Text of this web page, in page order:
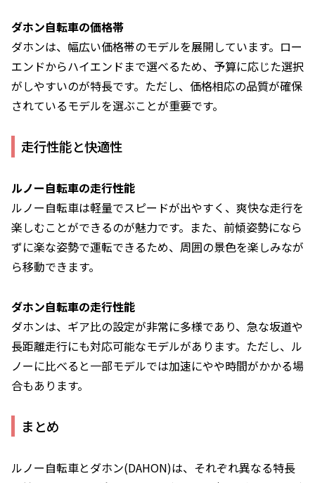
ダホン自転車の価格帯
ダホンは、幅広い価格帯のモデルを展開しています。ロー
エンドからハイエンドまで選べるため、予算に応じた選択
がしやすいのが特長です。ただし、価格相応の品質が確保
されているモデルを選ぶことが重要です。
走行性能と快適性
ルノー自転車の走行性能
ルノー自転車は軽量でスピードが出やすく、爽快な走行を
楽しむことができるのが魅力です。また、前傾姿勢になら
ずに楽な姿勢で運転できるため、周囲の景色を楽しみなが
ら移動できます。
ダホン自転車の走行性能
ダホンは、ギア比の設定が非常に多様であり、急な坂道や
長距離走行にも対応可能なモデルがあります。ただし、ル
ノーに比べると一部モデルでは加速にやや時間がかかる場
合もあります。
まとめ
ルノー自転車とダホン(DAHON)は、それぞれ異なる特長